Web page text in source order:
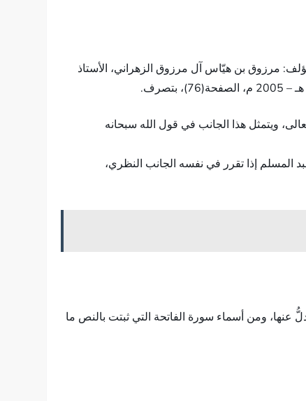
مرزوق بن هيّاس آل مرزوق الزهراني، الأستاذ
ويتمثل هذا الجانب في قول الله سبحانه
يتمثل هذا الجانب في قول الله سبحانه وتعالى: (إِيَّاكَ نَعْبُدُ وَإِيَّاكَ نَسْتَعِينُ)سورة الفاتحة آية (5)، فالعبد المسلم إذا تقرر في نفسه الجانب النظري،
ومن أسماء سورة الفاتحة التي ثبتت بالنص ما